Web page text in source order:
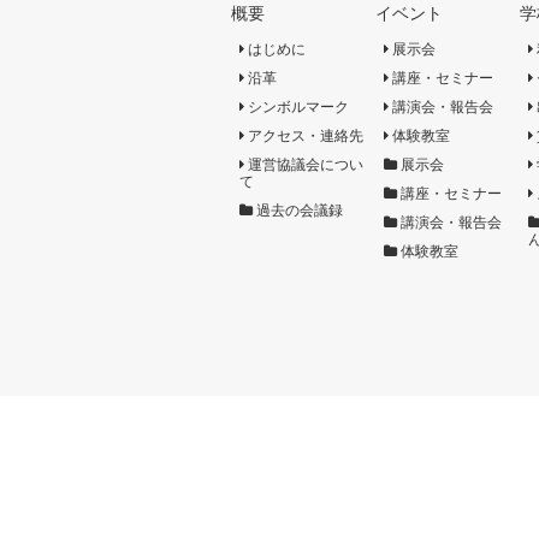
概要
はじめに
沿革
シンボルマーク
アクセス・連絡先
運営協議会につい
て
過去の会議録
イベント
展示会
講座・セミナー
講演会・報告会
体験教室
展示会
講座・セミナー
講演会・報告会
体験教室